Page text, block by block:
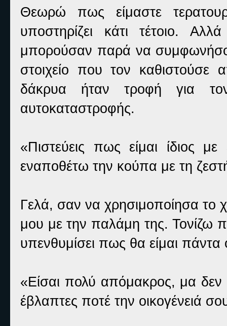
Θεωρώ πως είμαστε
υποστηρίζει κάτι τέτοιο.
μπορούσαν παρά να
στοιχείο που τον
δάκρυα ήταν τροφή για
αυτοκαταστροφής.
«Πιστεύεις πως είμαι ίδιος
εναποθέτω την κούπα με τη
Γελά, σαν να χρησιμοποίησα το
μου με την παλάμη της. Τονίζω
υπενθυμίσει πως θα είμαι
«Είσαι πολύ απόμακρος, μα δεν
έβλαπτες ποτέ την οικογένειά